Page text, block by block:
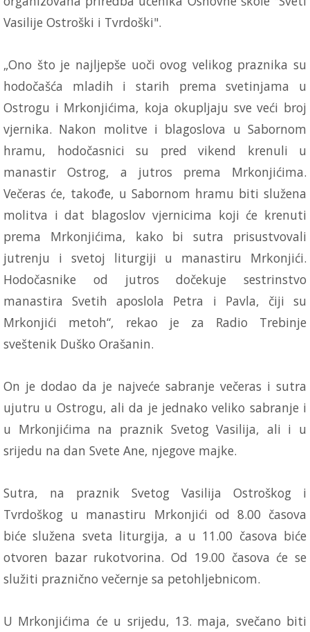
Vasilije Ostroški i Tvrdoški".
„Ono što je najljepše uoči ovog velikog praznika su
hodočašća mladih i starih prema svetinjama u
Ostrogu i Mrkonjićima, koja okupljaju sve veći broj
vjernika. Nakon molitve i blagoslova u Sabornom
hramu, hodočasnici su pred vikend krenuli u
manastir Ostrog, a jutros prema Mrkonjićima.
Večeras će, takođe, u Sabornom hramu biti služena
molitva i dat blagoslov vjernicima koji će krenuti
prema Mrkonjićima, kako bi sutra prisustvovali
jutrenju i svetoj liturgiji u manastiru Mrkonjići.
Hodočasnike od jutros dočekuje sestrinstvo
manastira Svetih aposlola Petra i Pavla, čiji su
Mrkonjići metoh“, rekao je za Radio Trebinje
sveštenik Duško Orašanin.
On je dodao da je najveće sabranje večeras i sutra
ujutru u Ostrogu, ali da je jednako veliko sabranje i
u Mrkonjićima na praznik Svetog Vasilija, ali i u
srijedu na dan Svete Ane, njegove majke.
Sutra, na praznik Svetog Vasilija Ostroškog i
Tvrdoškog u manastiru Mrkonjići od 8.00 časova
biće služena sveta liturgija, a u 11.00 časova biće
otvoren bazar rukotvorina. Od 19.00 časova će se
služiti praznično večernje sa petohljebnicom.
U Mrkonjićima će u srijedu, 13. maja, svečano biti